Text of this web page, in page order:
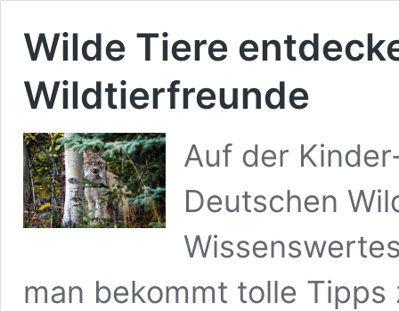
Wilde Tiere
Wildtierfreunde
Auf der
Deutschen
man bekommt tolle